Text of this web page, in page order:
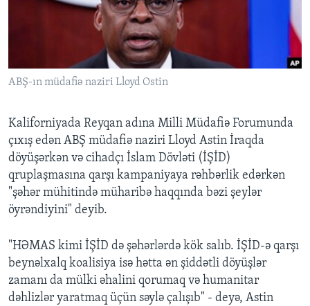
ABŞ-ın müdafiə naziri Lloyd Ostin
Kaliforniyada Reyqan adına Milli Müdafiə Forumunda
çıxış edən ABŞ müdafiə naziri Lloyd Astin İraqda
döyüşərkən və cihadçı İslam Dövləti (İŞİD)
qruplaşmasına qarşı kampaniyaya rəhbərlik edərkən
"şəhər mühitində müharibə haqqında bəzi şeylər
öyrəndiyini" deyib.
"HƏMAS kimi İŞİD də şəhərlərdə kök salıb. İŞİD-ə qarşı
beynəlxalq koalisiya isə hətta ən şiddətli döyüşlər
zamanı da mülki əhalini qorumaq və humanitar
dəhlizlər yaratmaq üçün səylə çalışıb" - deyə, Astin